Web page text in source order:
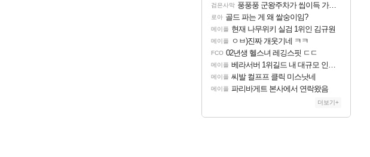
검은사막 풍풍풍 군왕주차가 씹이득 가성비라고 ????
로아 골드 파는 게 왜 쌀숭이임?
메이플 현재 나무위키 실검 1위인 김규원
메이플 ㅇㅂ)진짜 개웃기네 ㅋㅋ
FCO 02년생 헬스녀 레깅스핏 ㄷㄷ
메이플 베라서버 1위길드 내 대규모 인원이탈종용 추정사건
메이플 씨발 컬프프 클릭 미스낫네
메이플 파리바게트 본사에서 연락왔음
더보기+